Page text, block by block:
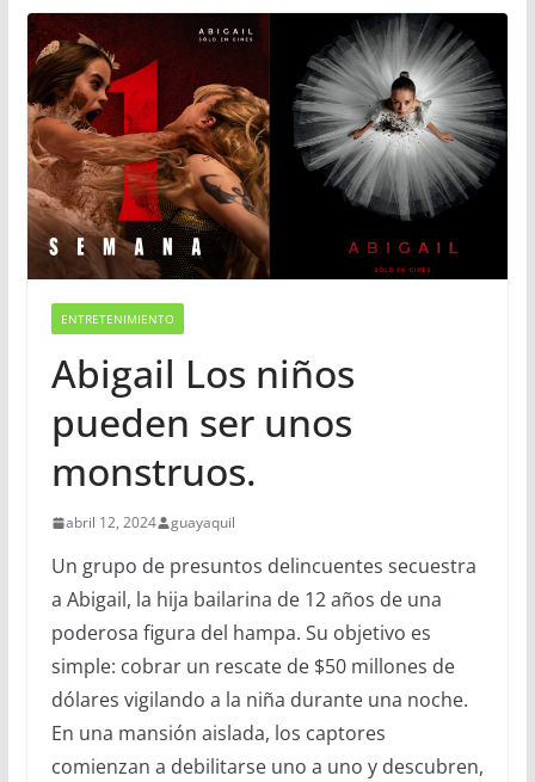
ENTRETENIMIENTO
Abigail Los niños
pueden ser unos
monstruos.
abril 12, 2024 guayaquil
Un grupo de presuntos delincuentes secuestra
a Abigail, la hija bailarina de 12 años de una
poderosa figura del hampa. Su objetivo es
simple: cobrar un rescate de $50 millones de
dólares vigilando a la niña durante una noche.
En una mansión aislada, los captores
comienzan a debilitarse uno a uno y descubren,